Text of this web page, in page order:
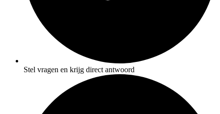
Stel vragen en krijg direct antwoord